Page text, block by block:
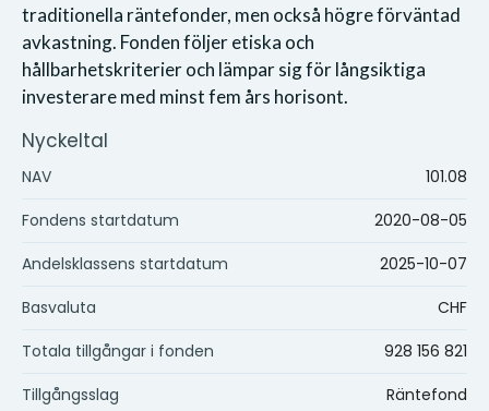
traditionella räntefonder, men också högre förväntad
avkastning. Fonden följer etiska och
hållbarhetskriterier och lämpar sig för långsiktiga
investerare med minst fem års horisont.
Nyckeltal
NAV 101.08
Fondens startdatum
2020-08-05
Andelsklassens startdatum
2025-10-07
Basvaluta
CHF
Totala tillgångar i fonden
928 156 821
Tillgångsslag
Räntefond